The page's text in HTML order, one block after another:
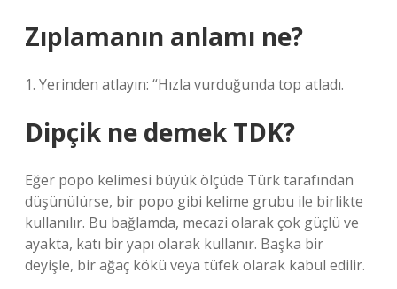
Zıplamanın anlamı ne?
1. Yerinden atlayın: “Hızla vurduğunda top atladı.
Dipçik ne demek TDK?
Eğer popo kelimesi büyük ölçüde Türk tarafından
düşünülürse, bir popo gibi kelime grubu ile birlikte
kullanılır. Bu bağlamda, mecazi olarak çok güçlü ve
ayakta, katı bir yapı olarak kullanır. Başka bir
deyişle, bir ağaç kökü veya tüfek olarak kabul edilir.